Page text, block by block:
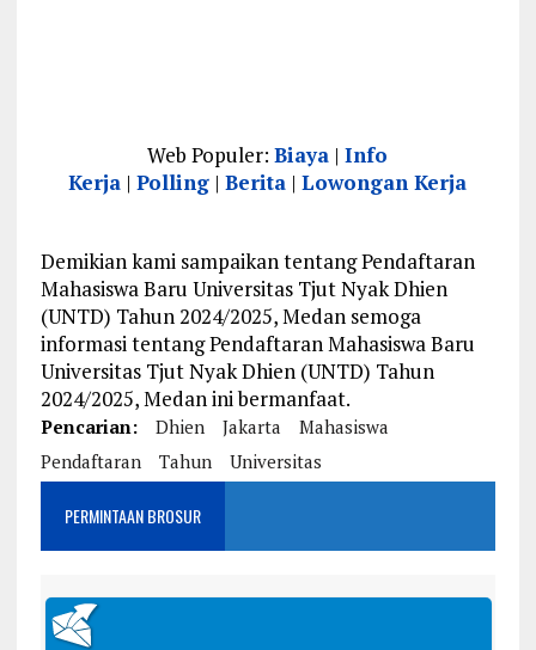
Web Populer:Biaya |Info
Kerja |Polling |Berita |Lowongan Kerja
Demikian kami sampaikan tentang Pendaftaran
Mahasiswa Baru Universitas Tjut Nyak Dhien
(UNTD) Tahun 2024/2025, Medan semoga
informasi tentang Pendaftaran Mahasiswa Baru
Universitas Tjut Nyak Dhien (UNTD) Tahun
2024/2025, Medan ini bermanfaat.
Pencarian: Dhien Jakarta
Mahasiswa
Pendaftaran
Tahun Universitas
PERMINTAAN BROSUR